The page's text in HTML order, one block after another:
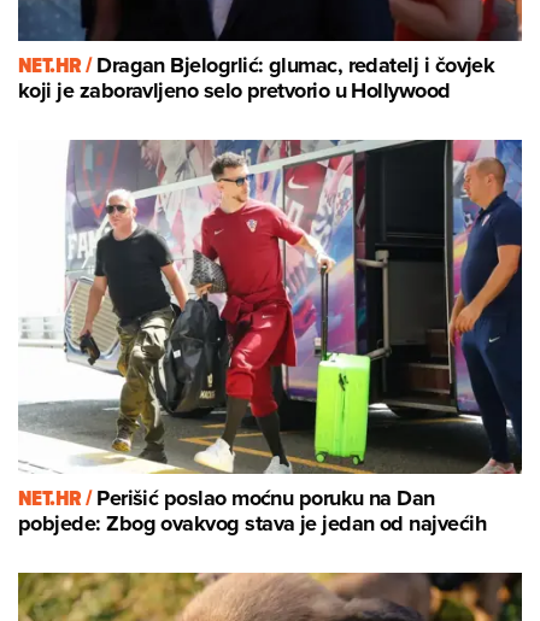
NET.HR /Dragan Bjelogrlić: glumac, redatelj i čovjek
koji je zaboravljeno selo pretvorio u Hollywood
NET.HR /Perišić poslao moćnu poruku na Dan
pobjede: Zbog ovakvog stava je jedan od najvećih